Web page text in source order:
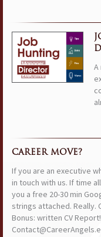
A
CAREER MOVE?
If you are an executive
in touch with us. If time
you a free 20-30 min
strings attached. Really.
Bonus: written CV